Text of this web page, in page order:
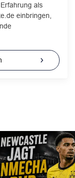
als
einbringen,